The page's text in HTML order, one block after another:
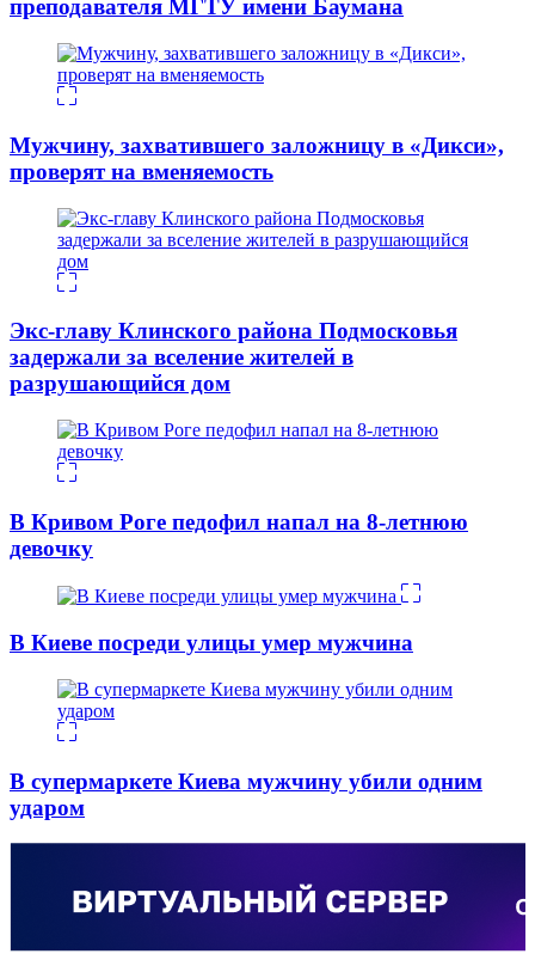
преподавателя МГТУ имени Баумана
Мужчину, захватившего заложницу в «Дикси»,
проверят на вменяемость
Экс-главу Клинского района Подмосковья
задержали за вселение жителей в
разрушающийся дом
В Кривом Роге педофил напал на 8-летнюю
девочку
В Киеве посреди улицы умер мужчина
В супермаркете Киева мужчину убили одним
ударом